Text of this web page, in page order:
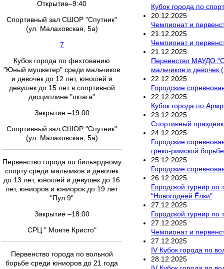
Открытие–9:40
Спортивный зал СШОР "Спутник"
(ул. Малаховская, 5а)
7
Кубок города по фехтованию
"Юный мушкетер" среди мальчиков
и девочек до 12 лет, юношей и
девушек до 15 лет в спортивной
дисциплине "шпага"
Закрытие –19:00
Спортивный зал СШОР "Спутник"
(ул. Малаховская, 5а)
Первенство города по бильярдному
спорту среди мальчиков и девочек
до 13 лет, юношей и девушек до 16
лет, юниоров и юниорок до 19 лет
"Пул 9"
Закрытие –18:00
СРЦ " Монте Кристо"
Первенство города по вольной
борьбе среди юниоров до 21 года
Кубок города по
20 12 2025
Чемпионат и
21 12 2025
Чемпионат и
21 12 2025
Первенство МАУДО
мальчиков и девочек
22 12 2025
Городские
22 12 2025
Кубок города по
23 12 2025
Спортивный
24 12 2025
Городские
греко-римской борьбе
25 12 2025
Городские
26 12 2025
Городской турнир
"Новогодней Ёлки"
27 12 2025
Городской турнир
27 12 2025
Чемпионат и
27 12 2025
IV Кубок города по
28 12 2025